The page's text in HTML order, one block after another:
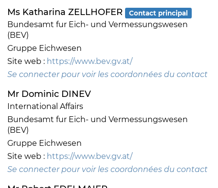
Ms Katharina ZELLHOFER Contact principal
Bundesamt fur Eich- und Vermessungswesen
(BEV)
Gruppe Eichwesen
Site web : https://www.bev.gv.at/
Se connecter pour voir les coordonnées du contact
Mr Dominic DINEV
International Affairs
Bundesamt fur Eich- und Vermessungswesen
(BEV)
Gruppe Eichwesen
Site web : https://www.bev.gv.at/
Se connecter pour voir les coordonnées du contact